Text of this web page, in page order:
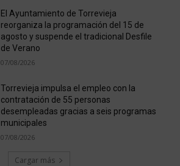
El Ayuntamiento de Torrevieja
reorganiza la programación del 15 de
agosto y suspende el tradicional Desfile
de Verano
07/08/2026
Torrevieja impulsa el empleo con la
contratación de 55 personas
desempleadas gracias a seis programas
municipales
07/08/2026
Cargar más